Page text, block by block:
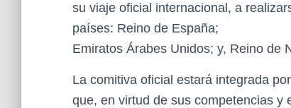
su viaje oficial internacional, a
países: Reino de España;
Emiratos Árabes Unidos; y, Reino de
La comitiva oficial estará integrada
que, en virtud de sus competencias y